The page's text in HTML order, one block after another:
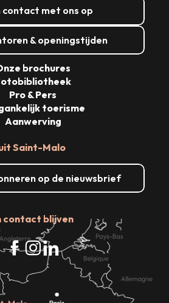
contact met ons op
& openingstijden
Saint-Malo
op de nieuwsbrief
contact blijven
brochures
Pro & Pers
toerisme
Aanwerving